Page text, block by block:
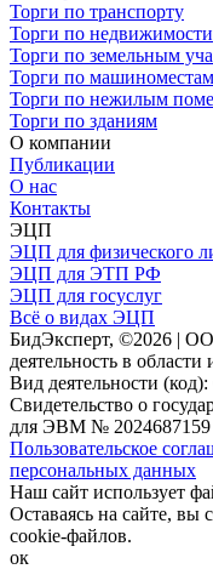
Торги по транспорту
Торги по недвижимости
Торги по земельным
Торги по машиноместам
Торги по нежилым
Торги по зданиям
О компании
Публикации
О нас
Контакты
ЭЦП
ЭЦП для физического
ЭЦП для ЭТП РФ
ЭЦП для госуслуг
Всё о видах ЭЦП
БидЭксперт, ©2026 |
деятельность в
Вид деятельности (код):
Свидетельство о
для ЭВМ № 2024687159
Пользовательское
персональных данных
Наш сайт использует
Оставаясь на сайте, вы
cookie-файлов.
ок